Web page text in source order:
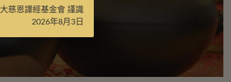
大慈恩譯經基金會 謹識
2026年8月3日